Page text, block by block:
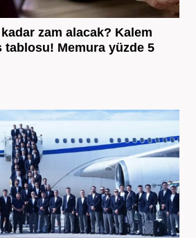
zam alacak? Kalem
tablosu! Memura yüzde 5